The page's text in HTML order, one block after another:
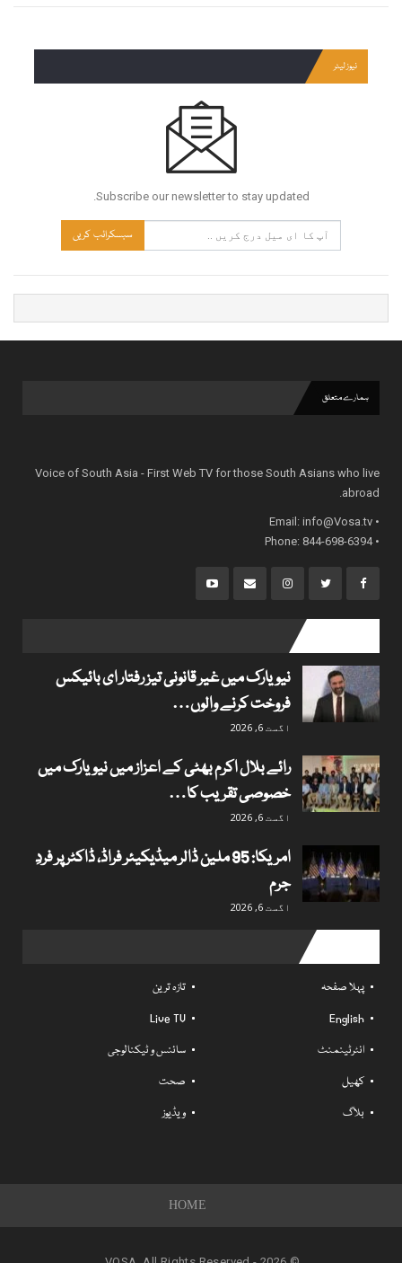
نیوز لیٹر
Subscribe our newsletter to stay updated.
سبسکرائب کریں
ہمارے متعلق
Voice of South Asia - First Web TV for those South Asians who live
abroad.
• Email:
info@Vosa.tv
• Phone: 844-698-6394
نیویارک میں غیر قانونی تیز رفتار ای بائیکس
فروخت کرنے والوں…
اگست 6, 2026
رائے بلال اکرم بھٹی کے اعزاز میں نیویارک میں
خصوصی تقریب کا…
اگست 6, 2026
امریکا: 95 ملین ڈالر میڈیکیئر فراڈ، ڈاکٹر پر فردِ
جرم
اگست 6, 2026
پہلا صفحہ
تازہ ترین
English
Live TV
انٹرٹینمنٹ
سائنس و ٹیکنالوجی
کھیل
صحت
بلاگ
ویڈیوز
HOME